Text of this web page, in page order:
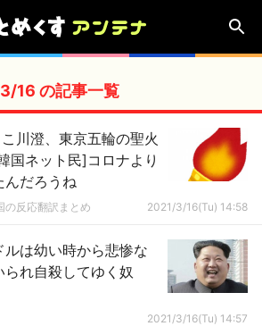
16 の記事一覧
川澄、東京五輪の聖火
国ネット民]コロナより
んだろうね
の反応翻訳まとめ 2021/3/16(Tu) 14:58
は幼い時から悲惨な
れ自殺してゆく奴
2021/3/16(Tu) 14:57